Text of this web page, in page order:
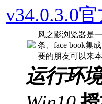
v34.0.3.0
风之影浏览器是
条、face book集
要的朋友可以来
运行环